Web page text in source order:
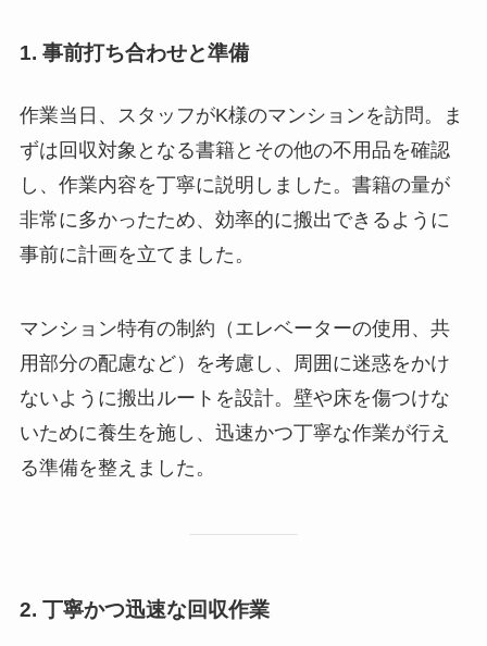
1. 事前打ち合わせと準備
作業当日、スタッフがK様のマンションを訪問。ま
ずは回収対象となる書籍とその他の不用品を確認
し、作業内容を丁寧に説明しました。書籍の量が
非常に多かったため、効率的に搬出できるように
事前に計画を立てました。
マンション特有の制約（エレベーターの使用、共
用部分の配慮など）を考慮し、周囲に迷惑をかけ
ないように搬出ルートを設計。壁や床を傷つけな
いために養生を施し、迅速かつ丁寧な作業が行え
る準備を整えました。
2. 丁寧かつ迅速な回収作業